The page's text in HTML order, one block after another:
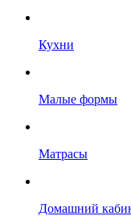
Кухни
Малые формы
Матрасы
Домашний